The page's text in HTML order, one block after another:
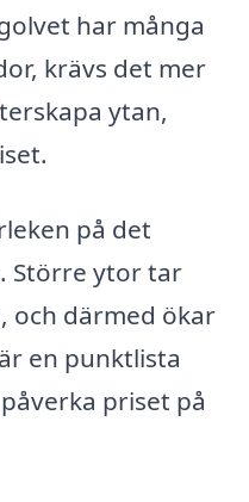
har många
krävs det mer
ytan,
på det
Större ytor tar
och därmed ökar
en punktlista
priset på